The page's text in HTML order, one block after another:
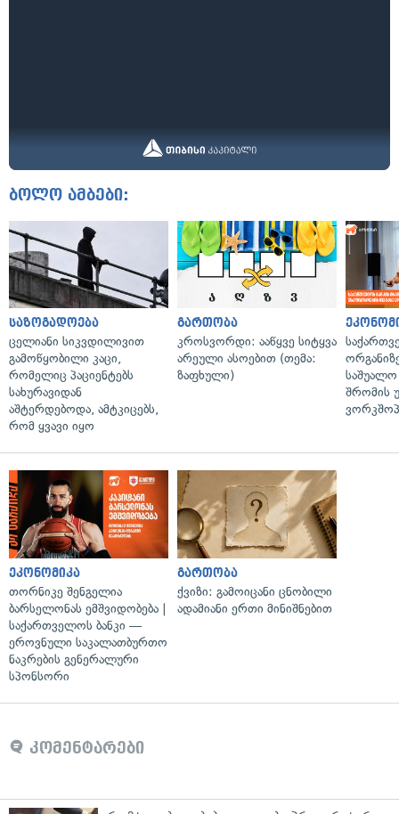
ბოლო ამბები:
საზოგადოება
ცელიანი სიკვდილივით
გამოწყობილი კაცი,
რომელიც პაციენტებს
სახურავიდან
აშტერდებოდა, ამტკიცებს,
რომ ყვავი იყო
გართობა
კროსვორდი: ააწყვე სიტყვა
არეული ასოებით (თემა:
ზაფხული)
საშუალო
შრომის
ეკონომიკა
თორნიკე შენგელია
ბარსელონას ემშვიდობება |
საქართველოს ბანკი —
ეროვნული საკალათბურთო
ნაკრების გენერალური
სპონსორი
გართობა
ქვიზი: გამოიცანი ცნობილი
ადამიანი ერთი მინიშნებით
კომენტარები